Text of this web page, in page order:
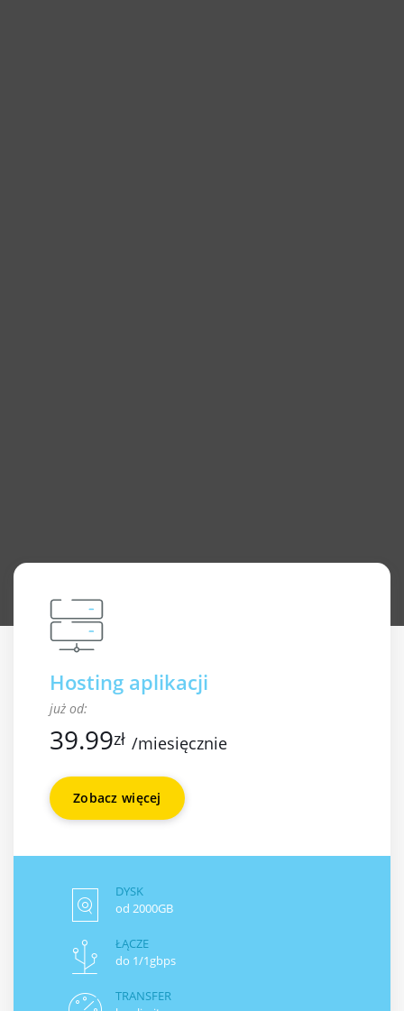
Hosting aplikacji
już od:
39.99zł /miesięcznie
Zobacz więcej
DYSK
od 2000GB
ŁĄCZE
do 1/1gbps
TRANSFER